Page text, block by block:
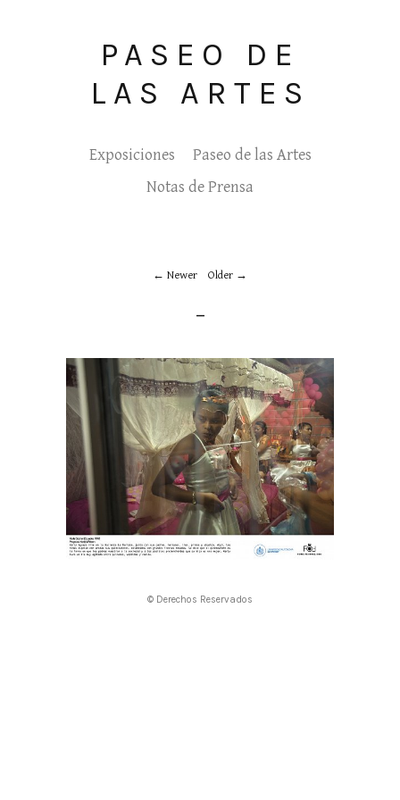
PASEO DE
LAS ARTES
Exposiciones
Paseo de las Artes
Notas de Prensa
Newer Older
_
© Derechos Reservados